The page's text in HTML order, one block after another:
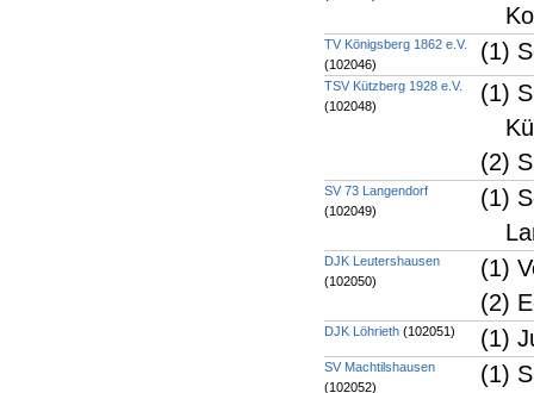
TV Königsberg 1862 e.V.
(102046)
(1)
TSV Kützberg 1928 e.V.
(102048)
(1)
(2)
SV 73 Langendorf
(102049)
(1)
DJK Leutershausen
(102050)
(1)
(2)
DJK Löhrieth (102051) (1)
SV Machtilshausen
(102052)
(1)